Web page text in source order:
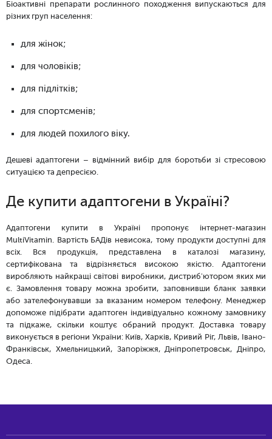
Біоактивні препарати рослинного походження випускаються для
різних груп населення:
для жінок;
для чоловіків;
для підлітків;
для спортсменів;
для людей похилого віку.
Дешеві адаптогени – відмінний вибір для боротьби зі стресовою
ситуацією та депресією.
Де купити адаптогени в Україні?
Адаптогени купити в Україні пропонує інтернет-магазин
МultiVitamin. Вартість БАДів невисока, тому продукти доступні для
всіх. Вся продукція, представлена ​​в каталозі магазину,
сертифікована та відрізняється високою якістю. Адаптогени
виробляють найкращі світові виробники, дистриб'ютором яких ми
є. Замовлення товару можна зробити, заповнивши бланк заявки
або зателефонувавши за вказаним номером телефону. Менеджер
допоможе підібрати адаптоген індивідуально кожному замовнику
та підкаже, скільки коштує обраний продукт. Доставка товару
виконується в регіони України: Київ, Харків, Кривий Ріг, Львів, Івано-
Франківськ, Хмельницький, Запоріжжя, Дніпропетровськ, Дніпро,
Одеса.